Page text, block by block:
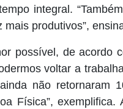
integral.
produtivos”,
possível, de acordo
voltar a
não retornaram
Física”, exemplifica.